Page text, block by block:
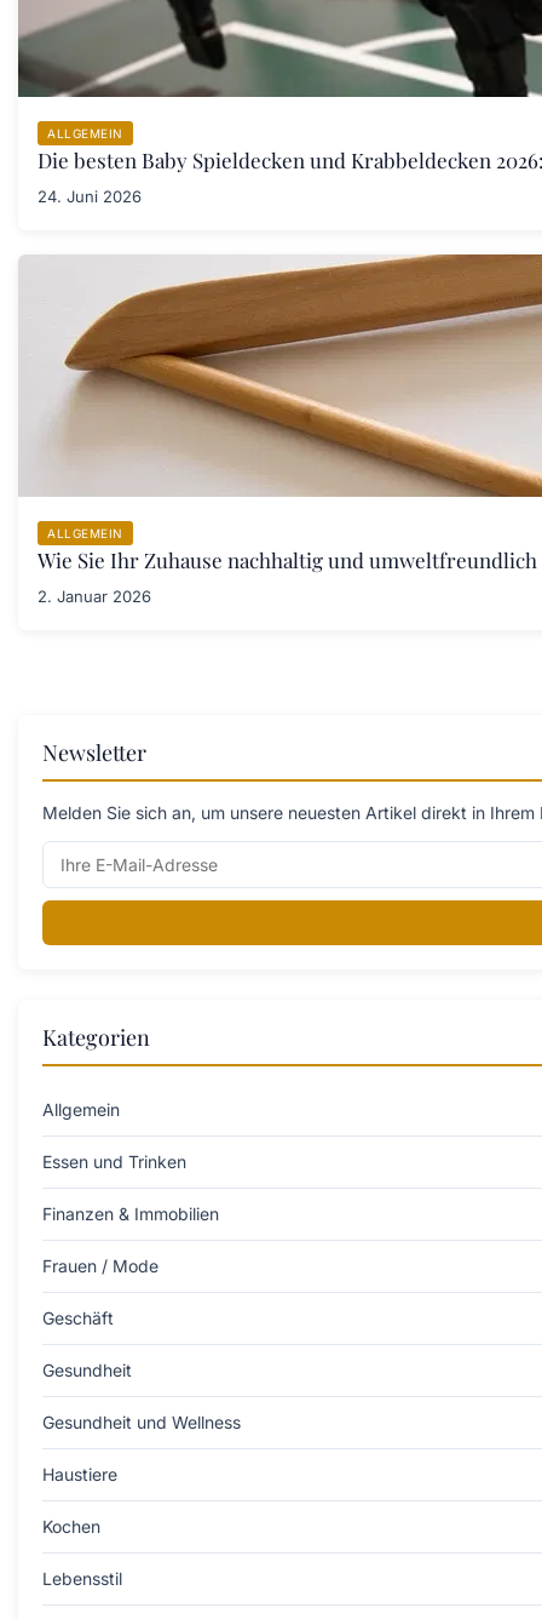
ALLGEMEIN
Die besten Baby Spieldecken und Krabbeldecken
24. Juni 2026
ALLGEMEIN
Wie Sie Ihr Zuhause nachhaltig und umweltfreundlich
2. Januar 2026
Newsletter
Melden Sie sich an, um unsere neuesten Artikel direkt in
Kategorien
Allgemein
Essen und Trinken
Finanzen & Immobilien
Frauen / Mode
Geschäft
Gesundheit
Gesundheit und Wellness
Haustiere
Kochen
Lebensstil